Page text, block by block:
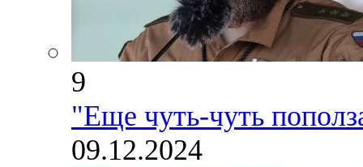
9
"Еще чуть-чуть
09.12.2024